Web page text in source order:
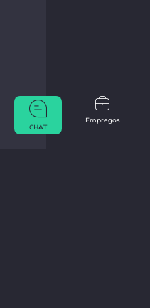
Empregos
CHAT